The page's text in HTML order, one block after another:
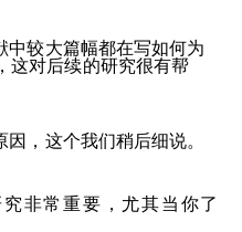
中较大篇幅都在写如何为
这对后续的研究很有帮
，这个我们稍后细说。
非常重要，尤其当你了